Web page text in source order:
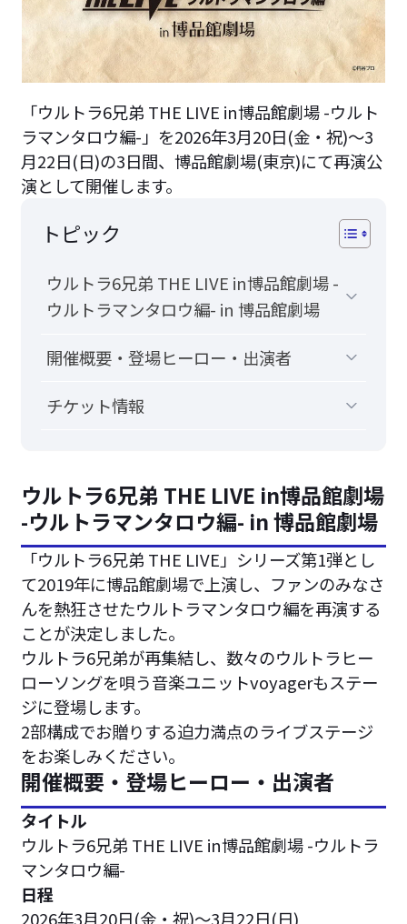
「ウルトラ6兄弟 THE LIVE in博品館劇場 -ウルト
ラマンタロウ編-」を2026年3月20日(金・祝)～3
月22日(日)の3日間、博品館劇場(東京)にて再演公
演として開催します。
トピック
ウルトラ6兄弟 THE LIVE in博品館劇場 -
ウルトラマンタロウ編- in 博品館劇場
開催概要・登場ヒーロー・出演者
チケット情報
ウルトラ6兄弟 THE LIVE in博品館劇場
-ウルトラマンタロウ編- in 博品館劇場
「ウルトラ6兄弟 THE LIVE」シリーズ第1弾とし
て2019年に博品館劇場で上演し、ファンのみなさ
んを熱狂させたウルトラマンタロウ編を再演する
ことが決定しました。
ウルトラ6兄弟が再集結し、数々のウルトラヒー
ローソングを唄う音楽ユニットvoyagerもステー
ジに登場します。
2部構成でお贈りする迫力満点のライブステージ
をお楽しみください。
開催概要・登場ヒーロー・出演者
タイトル
ウルトラ6兄弟 THE LIVE in博品館劇場 -ウルトラ
マンタロウ編-
日程
2026年3月20日(金・祝)～3月22日(日)